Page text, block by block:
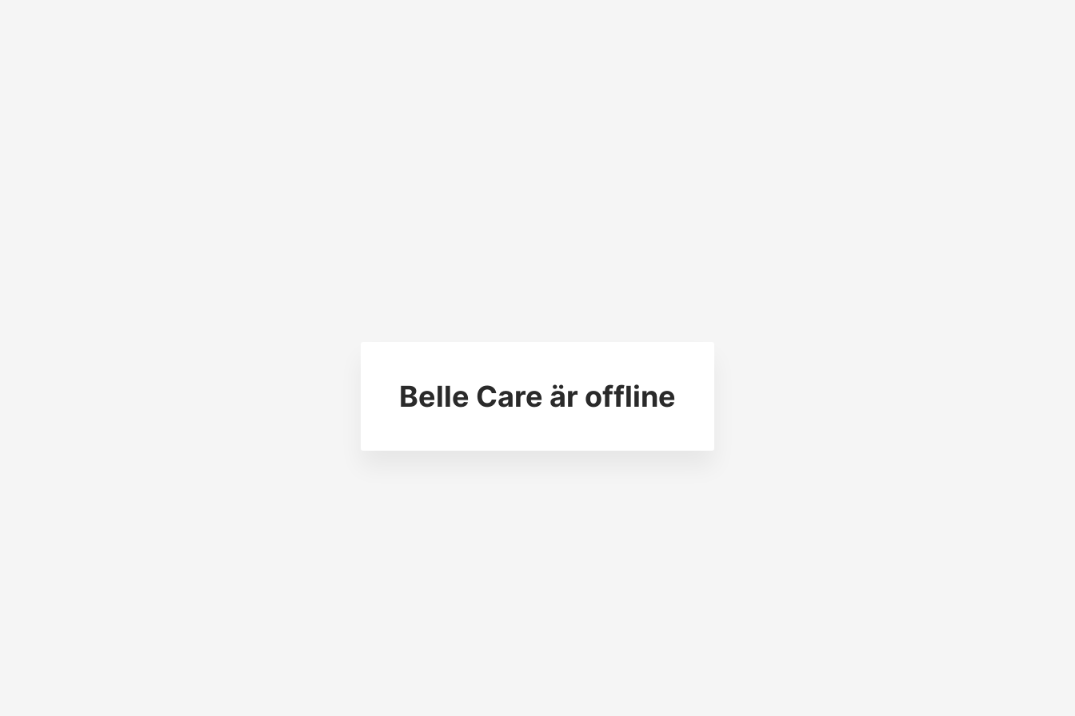
Belle Care är offline